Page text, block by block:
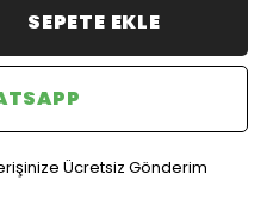
SEPETE EKLE
Ücretsiz Gönderim